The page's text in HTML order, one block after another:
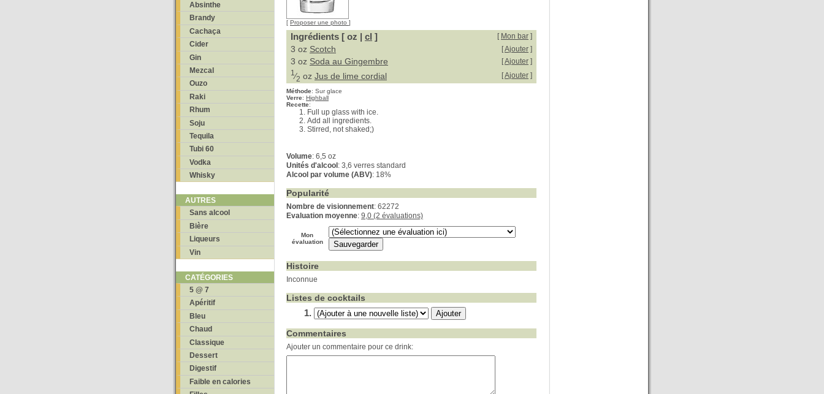
Absinthe
Brandy
Cachaça
Cider
Gin
Mezcal
Ouzo
Raki
Rhum
Soju
Tequila
Tubi 60
Vodka
Whisky
AUTRES
Sans alcool
Bière
Liqueurs
Vin
CATÉGORIES
5 @ 7
Apéritif
Bleu
Chaud
Classique
Dessert
Digestif
Faible en calories
[ Proposer une photo ]
Ingrédients [ oz | cl ] [ Mon bar ]
3 oz Scotch [Ajouter ]
3 oz Soda au Gingembre [Ajouter ]
1 ⁄2 oz Jus de lime cordial [Ajouter ]
Méthode: Sur glace
Verre: Highball
Recette:
Full up glass with ice.
Add all ingredients.
Stirred, not shaked;)
Volume: 6,5 oz
Unités d'alcool : 3,6 verres standard
Alcool par volume (ABV): 18%
Popularité
Nombre de visionnement: 62272
Evaluation moyenne: 9,0 (2 évaluations)
Mon
évaluation
Histoire
Inconnue
Listes de cocktails
Commentaires
Ajouter un commentaire pour ce drink: